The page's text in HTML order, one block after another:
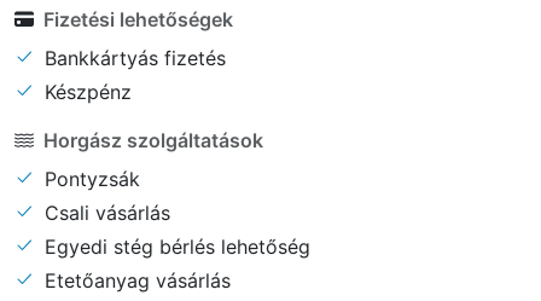
Fizetési lehetőségek
Bankkártyás fizetés
Készpénz
Horgász szolgáltatások
Pontyzsák
Csali vásárlás
Egyedi stég bérlés lehetőség
Etetőanyag vásárlás